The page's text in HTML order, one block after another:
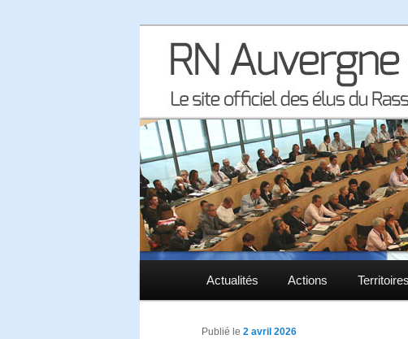
RN Auvergne –
Aller au contenu principal
Aller au contenu secondaire
Actualités Actions Territoires
Publié le 2 avril 2026